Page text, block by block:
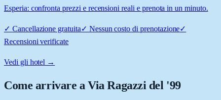
Esperia: confronta prezzi e recensioni reali e prenota in un minuto.
✓ Cancellazione gratuita✓ Nessun costo di prenotazione✓
Recensioni verificate
Vedi gli hotel →
Come arrivare aVia Ragazzi del '99